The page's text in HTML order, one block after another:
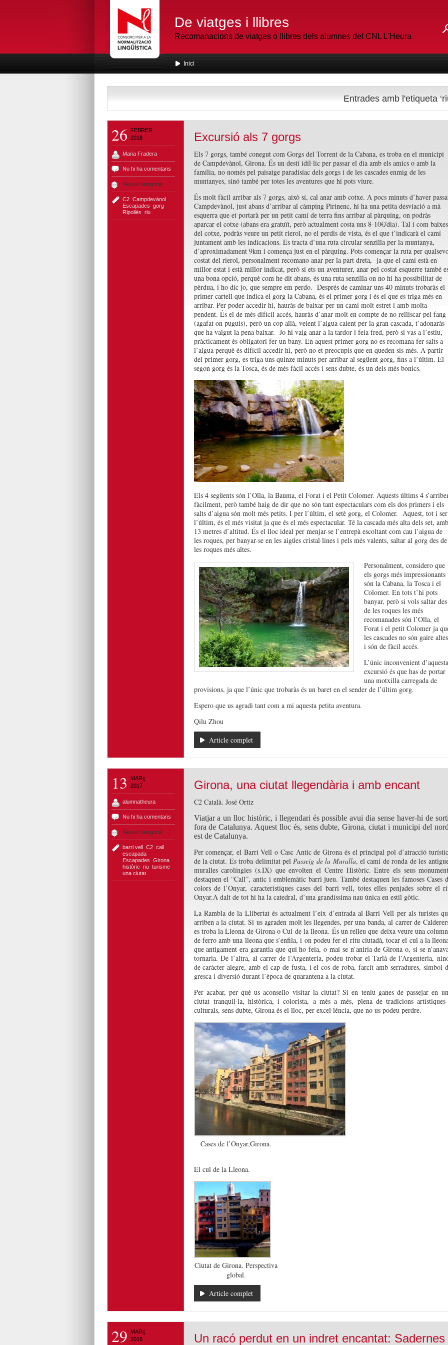
De viatges i llibres
Recomanacions de viatges o llibres dels alumnes del CNL L'Heura
Inici
Entrades amb l'etiqueta
26
FEBRER
2018
Maria Fradera
No hi ha comentaris
Sense categoria
C2, Campdevànol,
Escapades gorg,
Ripollès riu
Excursió als 7 gorgs
Els 7 gorgs, també conegut com Gorgs del Torrent de la Cabana, es troba en el municipi
de Campdevànol, Girona. És un destí idíl·lic per passar el dia amb els amics o amb la
família, no només pel paisatge paradisíac dels gorgs i de les cascades enmig de les
muntanyes, sinó també per totes les aventures que hi pots viure.
És molt fàcil arribar als 7 gorgs, això sí, cal anar amb cotxe. A pocs minuts d’haver
Campdevànol, just abans d’arribar al càmping Pirinenc, hi ha una petita desviació a mà
esquerra que et portarà per un petit camí de terra fins arribar al pàrquing, on podràs
aparcar el cotxe (abans era gratuït, però actualment costa uns 8-10€/dia). Tal i com baixes
del cotxe, podràs veure un petit rierol, no el perdis de vista, és el que t’indicarà el camí
juntament amb les indicacions. Es tracta d’una ruta circular senzilla per la muntanya,
d’aproximadament 9km i comença just en el pàrquing. Pots començar la ruta per
costat del rierol, personalment recomano anar per la part dreta, ja que el camí està en
millor estat i està millor indicat, però si ets un aventurer, anar pel costat esquerre també
una bona opció, perquè com he dit abans, és una ruta senzilla on no hi ha possibilitat de
pèrdua, i ho dic jo, que sempre em perdo. Després de caminar uns 40 minuts trobaràs el
primer cartell que indica el gorg la Cabana, és el primer gorg i és el que es triga més en
arribar. Per poder accedir-hi, hauràs de baixar per un camí molt estret i amb molta
pendent. És el de més difícil accés, hauràs d’anar molt en compte de no relliscar pel fang
(agafat on puguis), però un cop allà, veient l’aigua caient per la gran cascada, t’adonaràs
que ha valgut la pena baixar. Jo hi vaig anar a la tardor i feia fred, però si vas a l’estiu,
pràcticament és obligatori fer un bany. En aquest primer gorg no es recomana fer salts a
l’aigua perquè és difícil accedir-hi, però no et preocupis que en queden sis més. A partir
del primer gorg, es triga uns quinze minuts per arribar al següent gorg, fins a l’últim. El
segon gorg és la Tosca, és de més fàcil accés i sens dubte, és un dels més bonics.
Els 4 següents són l’Olla, la Bauma, el Forat i el Petit Colomer. Aquests últims 4
fàcilment, però també haig de dir que no són tant espectaculars com els dos primers i els
salts d’aigua són molt més petits. I per l’últim, el setè gorg, el Colomer. Aquest, tot i ser
l’últim, és el més visitat ja que és el més espectacular. Té la cascada més alta dels set, amb
13 metres d’altitud. És el lloc ideal per menjar-se l’entrepà escoltant com cau l’aigua de
les roques, per banyar-se en les aigües cristal·lines i pels més valents, saltar al gorg des de
les roques més altes.
Personalment, considero que
els gorgs més impressionants
són la Cabana, la Tosca i el
Colomer. En tots t’hi pots
banyar, però si vols saltar des
de les roques les més
recomanades són l’Olla, el
Forat i el petit Colomer ja
les cascades no són gaire altes
i són de fàcil accés.
L’únic inconvenient d’aquesta
excursió és que has de portar
una motxilla carregada de
provisions, ja que l’únic que trobaràs és un baret en el sender de l’últim gorg.
Espero que us agradi tant com a mi aquesta petita aventura.
Qilu Zhou
Article complet
13
MARç
2017
alumnatheura
No hi ha comentaris
Sense categoria
barri vell, C2, call,
escapada,
Escapades Girona,
històric riu, turisme,
una ciutat
Girona, una ciutat llegendària i amb encant
C2 Català. José Ortiz
Viatjar a un lloc històric, i llegendari és possible avui dia sense haver-hi de
fora de Catalunya. Aquest lloc és, sens dubte, Girona, ciutat i municipi del
est de Catalunya.
Per començar, el Barri Vell o Casc Antic de Girona és el principal pol d’atracció
de la ciutat. Es troba delimitat pelPasseig de la Muralla, el camí de ronda de les
muralles carolíngies (s.IX) que envolten el Centre Històric. Entre els seus
destaquen el “Call”, antic i emblemàtic barri jueu. També destaquen les famoses Cases
colors de l’Onyar, característiques cases del barri vell, totes elles penjades sobre el
Onyar.A dalt de tot hi ha la catedral, d’una grandíssima nau única en estil gòtic.
La Rambla de la Llibertat és actualment l’eix d’entrada al Barri Vell per als turistes
arriben a la ciutat. Si us agraden molt les llegendes, per una banda, al carrer de
es troba la Lleona de Girona o Cul de la lleona. És un relleu que deixa veure una
de ferro amb una lleona que s’enfila, i on podeu fer el ritu ciutadà, tocar el cul a la
que antigament era garantia que qui ho feia, o mai se n’aniria de Girona o, si se
tornaria. De l’altra, al carrer de l’Argenteria, podeu trobar el Tarlà de l’Argenteria,
de caràcter alegre, amb el cap de fusta, i el cos de roba, farcit amb serradures, símbol
gresca i diversió durant l’època de quarantena a la ciutat.
Per acabar, per què us aconsello visitar la ciutat? Si en teniu ganes de passejar en
ciutat tranquil·la, històrica, i colorista, a més a més, plena de tradicions
culturals, sens dubte, Girona és el lloc, per excel·lència, que no us podeu perdre.
Cases de l’Onyar,Girona.
El cul de la Lleona.
Ciutat de Girona. Perspectiva
global.
Article complet
29
MARç
2016
Un racó perdut en un indret encantat: Sadernes